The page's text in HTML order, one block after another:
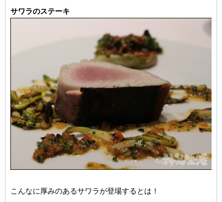
サワラのステーキ
こんなに厚みのあるサワラが登場するとは！